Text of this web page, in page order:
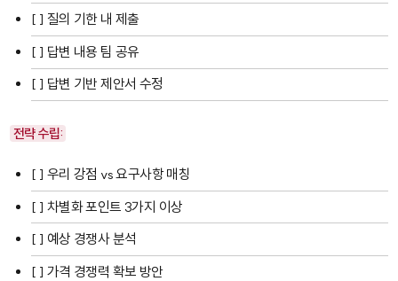
[ ] 질의 기한 내 제출
[ ] 답변 내용 팀 공유
[ ] 답변 기반 제안서 수정
전략 수립:
[ ] 우리 강점 vs 요구사항 매칭
[ ] 차별화 포인트 3가지 이상
[ ] 예상 경쟁사 분석
[ ] 가격 경쟁력 확보 방안